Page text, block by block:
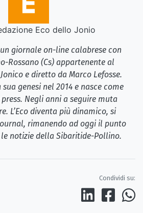
Eco dello Jonio
giornale on-line calabrese con
Rossano (Cs) appartenente al
e diretto da Marco Lefosse.
genesi nel 2014 e nasce come
Negli anni a seguire muta
L’Eco diventa più dinamico, si
rimanendo ad oggi il punto
notizie della Sibaritide-Pollino.
Condividi su: